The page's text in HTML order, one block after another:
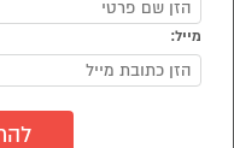
מייל: